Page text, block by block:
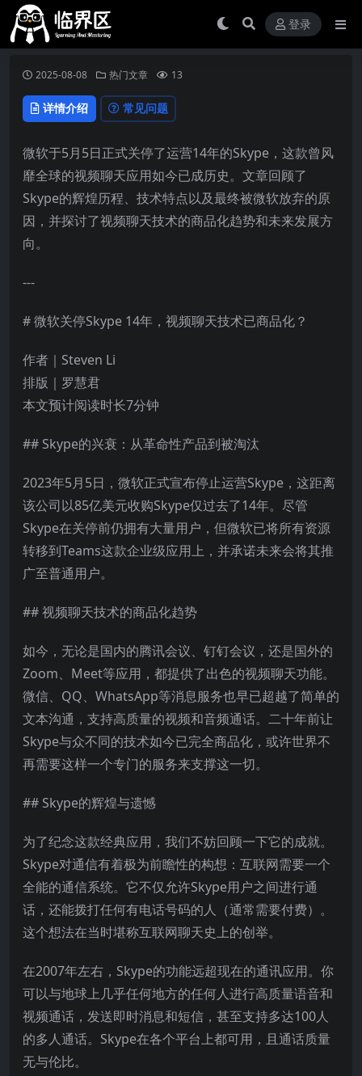
登录
2025-08-08 热门文章 13
详情介绍 常见问题
微软于5月5日正式关停了运营14年的Skype，这款曾风
靡全球的视频聊天应用如今已成历史。文章回顾了
Skype的辉煌历程、技术特点以及最终被微软放弃的原
因，并探讨了视频聊天技术的商品化趋势和未来发展方
向。
---
# 微软关停Skype 14年，视频聊天技术已商品化？
作者｜Steven Li
排版｜罗慧君
本文预计阅读时长7分钟
## Skype的兴衰：从革命性产品到被淘汰
2023年5月5日，微软正式宣布停止运营Skype，这距离
该公司以85亿美元收购Skype仅过去了14年。尽管
Skype在关停前仍拥有大量用户，但微软已将所有资源
转移到Teams这款企业级应用上，并承诺未来会将其推
广至普通用户。
## 视频聊天技术的商品化趋势
如今，无论是国内的腾讯会议、钉钉会议，还是国外的
Zoom、Meet等应用，都提供了出色的视频聊天功能。
微信、QQ、WhatsApp等消息服务也早已超越了简单的
文本沟通，支持高质量的视频和音频通话。二十年前让
Skype与众不同的技术如今已完全商品化，或许世界不
再需要这样一个专门的服务来支撑这一切。
## Skype的辉煌与遗憾
为了纪念这款经典应用，我们不妨回顾一下它的成就。
Skype对通信有着极为前瞻性的构想：互联网需要一个
全能的通信系统。它不仅允许Skype用户之间进行通
话，还能拨打任何有电话号码的人（通常需要付费）。
这个想法在当时堪称互联网聊天史上的创举。
在2007年左右，Skype的功能远超现在的通讯应用。你
可以与地球上几乎任何地方的任何人进行高质量语音和
视频通话，发送即时消息和短信，甚至支持多达100人
的多人通话。Skype在各个平台上都可用，且通话质量
无与伦比。